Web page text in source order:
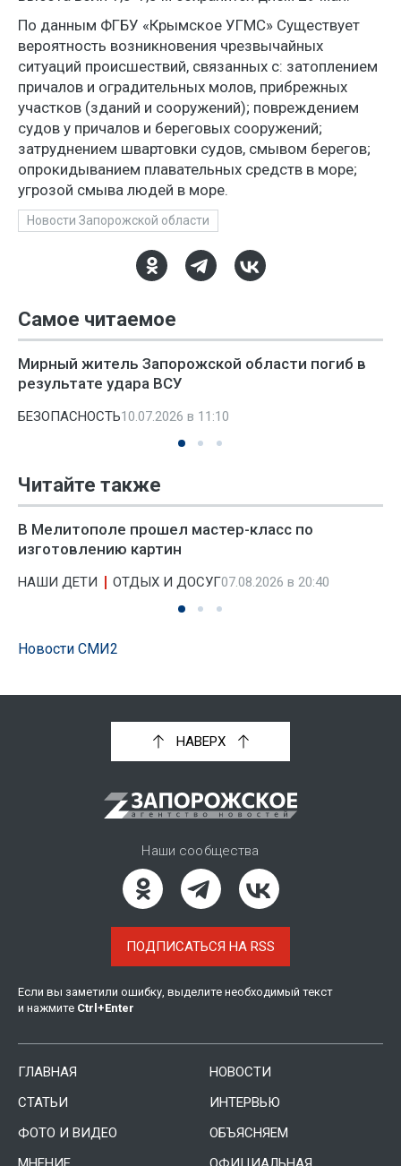
По данным ФГБУ «Крымское УГМС» Существует
вероятность возникновения чрезвычайных
ситуаций происшествий, связанных с: затоплением
причалов и оградительных молов, прибрежных
участков (зданий и сооружений); повреждением
судов у причалов и береговых сооружений;
затруднением швартовки судов, смывом берегов;
опрокидыванием плавательных средств в море;
угрозой смыва людей в море.
Новости Запорожской области
Самое читаемое
Мирный житель Запорожской области погиб в
результате удара ВСУ
БЕЗОПАСНОСТЬ10.07.2026 в 11:10
Читайте также
В Мелитополе прошел мастер-класс по
изготовлению картин
НАШИ ДЕТИ ОТДЫХ И ДОСУГ07.08.2026 в 20:40
Новости СМИ2
НАВЕРХ
Наши сообщества
ПОДПИСАТЬСЯ НА RSS
Если вы заметили ошибку, выделите необходимый текст
и нажмите Ctrl +Enter
ГЛАВНАЯ
НОВОСТИ
СТАТЬИ
ИНТЕРВЬЮ
ФОТО И ВИДЕО
ОБЪЯСНЯЕМ